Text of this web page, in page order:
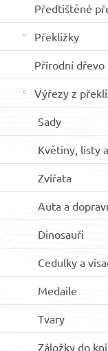
Předtištěné
Překližky
Přírodní dřevo
Výřezy z
Sady
Květiny, listy
Zvířata
Auta a
Dinosauři
Cedulky a
Medaile
Tvary
Záložky do